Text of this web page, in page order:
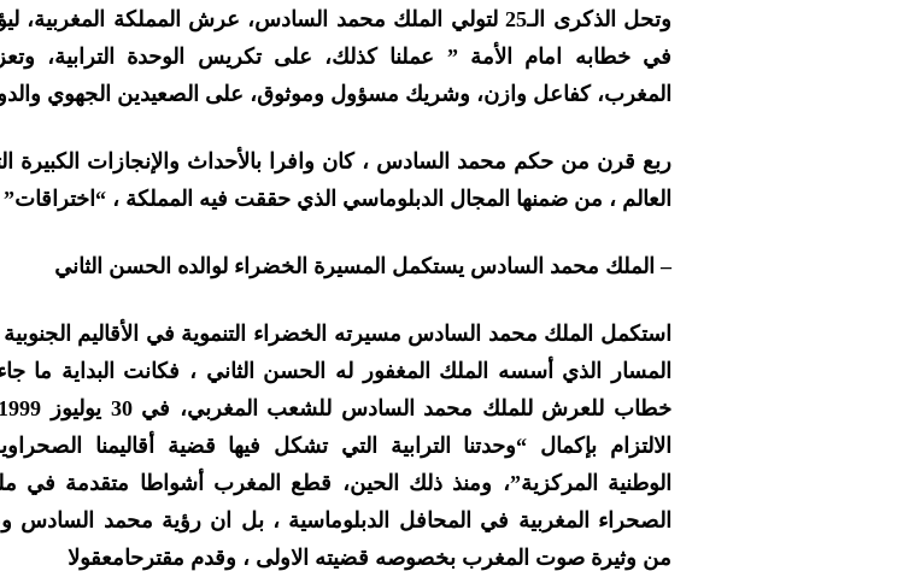
وتحل الذكرى الـ25 لتولي الملك محمد السادس، عرش المملكة المغربية،
في خطابه امام الأمة ” عملنا كذلك، على تكريس الوحدة الترابية،
المغرب، كفاعل وازن، وشريك مسؤول وموثوق، على الصعيدين الجهوي
ربع قرن من حكم محمد السادس ، كان وافرا بالأحداث والإنجازات الكبيرة
العالم ، من ضمنها المجال الدبلوماسي الذي حققت فيه المملكة ، “اختراقات”
– الملك محمد السادس يستكمل المسيرة الخضراء لوالده الحسن الثاني
استكمل الملك محمد السادس مسيرته الخضراء التنموية في الأقاليم
المسار الذي أسسه الملك المغفور له الحسن الثاني ، فكانت البداية ما
الالتزام بإكمال “وحدتنا الترابية التي تشكل فيها قضية أقاليمنا
الوطنية المركزية”، ومنذ ذلك الحين، قطع المغرب أشواطا متقدمة في
الصحراء المغربية في المحافل الدبلوماسية ، بل ان رؤية محمد السادس
من وثيرة صوت المغرب بخصوصه قضيته الاولى ، وقدم مقترحامعقولا